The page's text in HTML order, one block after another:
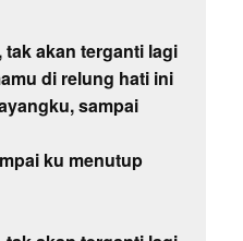
akan terganti lagi
di relung hati ini
sampai
ku menutup